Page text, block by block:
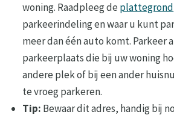
woning. Raadpleeg de plattegrond
parkeerindeling en waar u kunt
meer dan één auto komt. Parkeer
parkeerplaats die bij uw woning
andere plek of bij een ander
te vroeg parkeren.
Tip: Bewaar dit adres, handig bij